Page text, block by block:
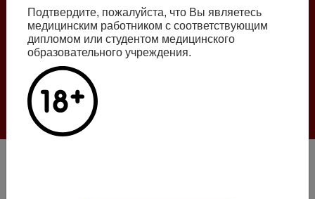
Номер №2, 2026
Галлюцинации больших языковых моделей
в клинической урологии
Подтвердите, пожалуйста, что Вы являетесь
медицинским работником с соответствующим
дипломом или студентом медицинского
образовательного учреждения.